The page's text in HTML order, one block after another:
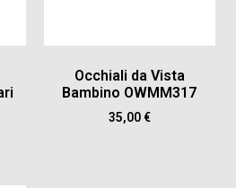
Occhiali da Vista
Bambino OWMM317
35,00€